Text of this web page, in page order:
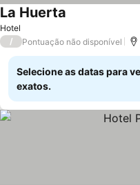
Hotel
La Huerta
/ Pontuação não disponível
Selecione as datas para
exatos.